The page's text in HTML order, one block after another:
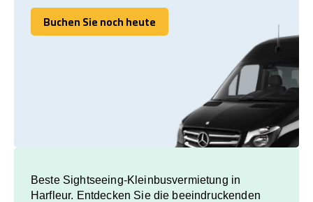
Buchen Sie noch heute
Buchen Sie noch heute
Beste Sightseeing-Kleinbusvermietung in
Harfleur. Entdecken Sie die beeindruckenden